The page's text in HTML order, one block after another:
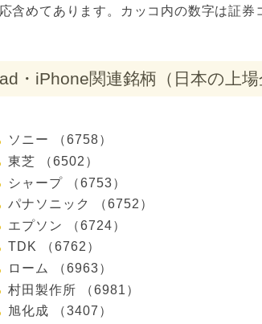
含めてあります。カッコ内の数字は証券
・iPhone関連銘柄（日本の上場
ソニー （6758）
東芝 （6502）
シャープ （6753）
パナソニック （6752）
エプソン （6724）
TDK （6762）
ローム （6963）
村田製作所 （6981）
旭化成 （3407）